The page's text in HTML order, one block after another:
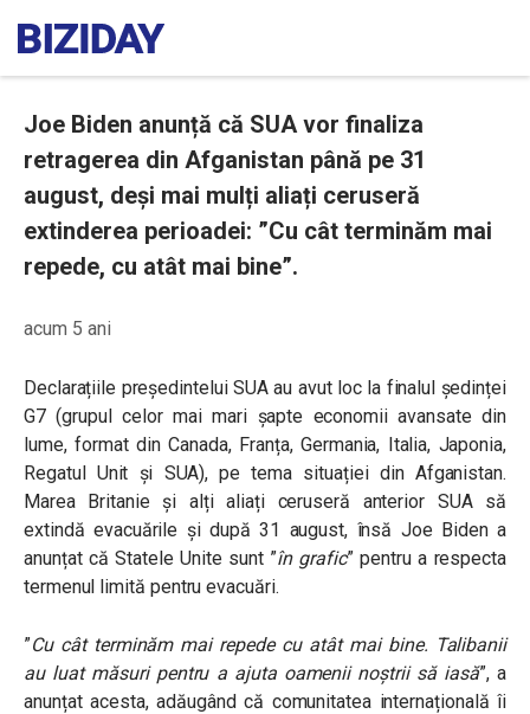
Joe Biden anunță că SUA vor finaliza
retragerea din Afganistan până pe 31
august, deși mai mulți aliați ceruseră
extinderea perioadei: ”Cu cât terminăm mai
repede, cu atât mai bine”.
acum 5 ani
Declarațiile președintelui SUA au avut loc la finalul ședinței
G7 (grupul celor mai mari șapte economii avansate din
lume, format din Canada, Franța, Germania, Italia, Japonia,
Regatul Unit și SUA), pe tema situației din Afganistan.
Marea Britanie și alți aliați ceruseră anterior SUA să
extindă evacuările și după 31 august, însă Joe Biden a
anunțat că Statele Unite sunt ”în grafic” pentru a respecta
termenul limită pentru evacuări.
”Cu cât terminăm mai repede cu atât mai bine. Talibanii
au luat măsuri pentru a ajuta oamenii noștrii să iasă”, a
anunțat acesta, adăugând că comunitatea internațională îi